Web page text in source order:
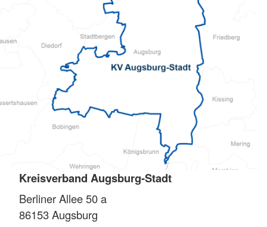
Kreisverband Augsburg-Stadt
Berliner Allee 50 a
86153Augsburg